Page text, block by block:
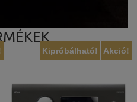
Akció!
Kipróbálható!